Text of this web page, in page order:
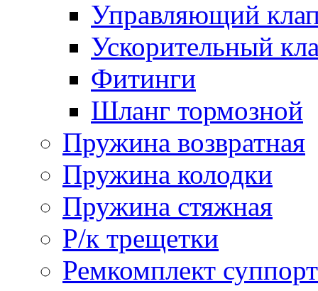
Управляющий
Ускорительный
Фитинги
Шланг тормозной
Пружина возвратная
Пружина колодки
Пружина стяжная
Р/к трещетки
Ремкомплект